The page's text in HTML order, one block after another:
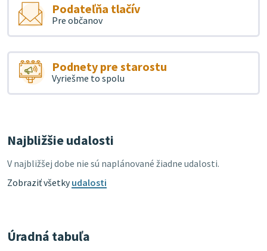
Podateľňa tlačív
Pre občanov
Podnety pre starostu
Vyriešme to spolu
Najbližšie udalosti
V najbližšej dobe nie sú naplánované žiadne udalosti.
Zobraziť všetkyudalosti
Úradná tabuľa